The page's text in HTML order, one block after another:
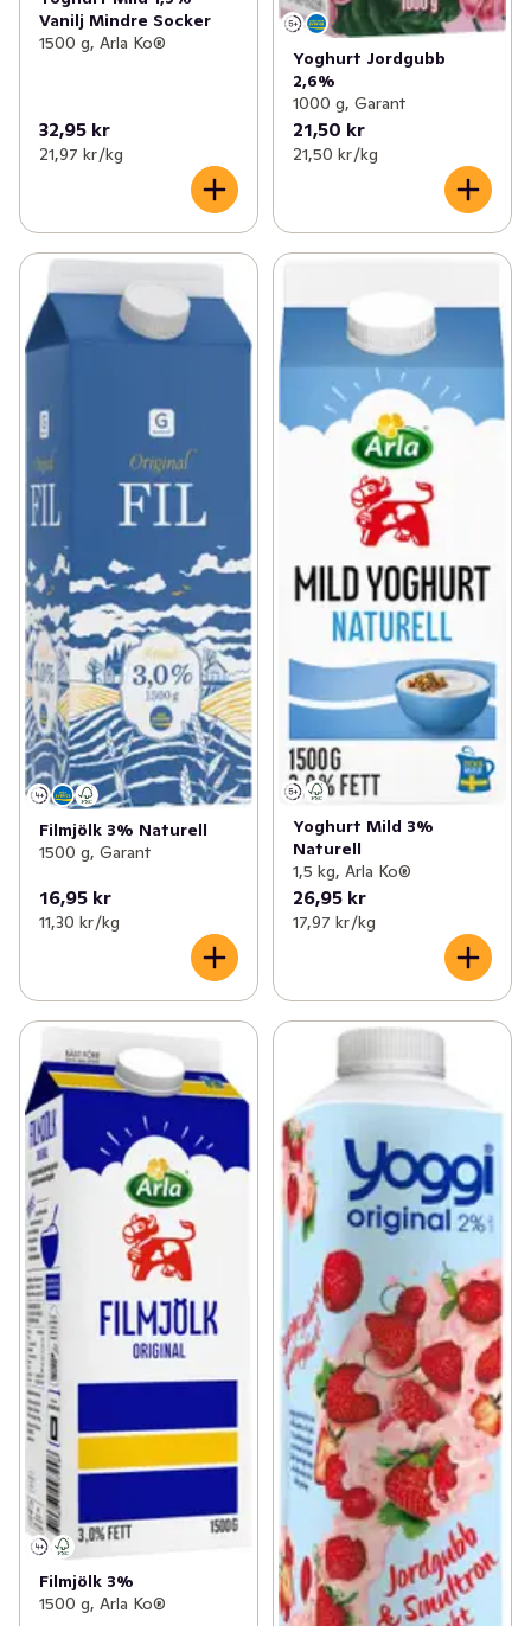
Vanilj Mindre Socker
1500 g, Arla Ko®
32,95 kr
21,97 kr /kg
Yoghurt Jordgubb
2,6%
1000 g, Garant
21,50 kr
21,50 kr /kg
Filmjölk 3% Naturell
1500 g, Garant
16,95 kr
11,30 kr /kg
Yoghurt Mild 3%
Naturell
1,5 kg, Arla Ko®
26,95 kr
17,97 kr /kg
Filmjölk 3%
1500 g, Arla Ko®